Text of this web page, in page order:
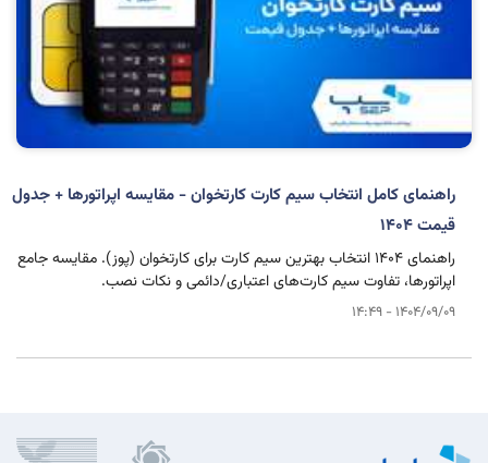
راهنمای کامل انتخاب سیم کارت کارتخوان - مقایسه اپراتورها + جدول
قیمت ۱۴۰۴
راهنمای ۱۴۰۴ انتخاب بهترین سیم کارت برای کارتخوان (پوز). مقایسه جامع
اپراتورها، تفاوت سیم کارت‌های اعتباری/دائمی و نکات نصب.
1404/09/09 - 14:49